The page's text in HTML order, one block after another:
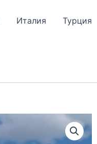
Италия Турция